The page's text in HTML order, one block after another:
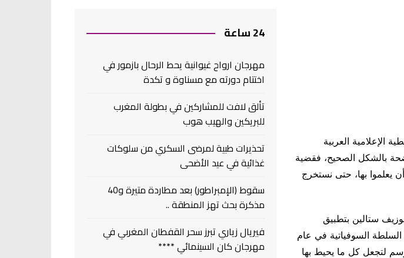
الإعلامية العربية
بالشكل الصحيح، فقضية
يعلموا بها، حتى نستخرج
ستالين بتطبيق
السلطة السوفياتية في عام
تُرسم لتجعل كل ما يحيط بها
24 ساعة
مهرجان ارواح غيوانية يحط الرحال بازمور في
اختتام دورته مع مسناوة و تكدة
تألق لافت للمشاركين في بطولة المغرب
للبريكين والهيب هوب
تحذيرات طبية لمرضى السكري من سلوكات
غذائية في عيد الأضحى
سقوط (الإمبراطور) بعد مطاردة متيرة و40
مذكرة بحث تهز المنطقة ..
فيريال زياري تبرز سحر القفطان المغربي في
مهرجان كان السينمائي ****